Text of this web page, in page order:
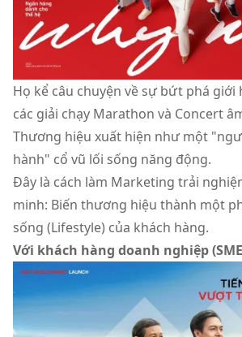
Họ kể câu chuyện về sự bứt phá giới
các giải chạy Marathon và Concert
Thương hiệu xuất hiện như một
hành" cổ vũ lối sống năng động.
Đây là cách làm Marketing trải
minh: Biến thương hiệu thành một
sống (Lifestyle) của khách hàng.
Với khách hàng doanh nghiệp